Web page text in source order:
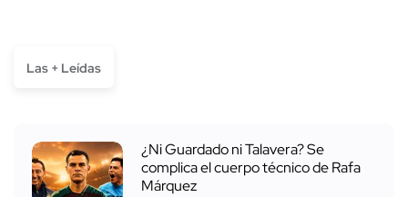
Las + Leídas
¿Ni Guardado ni Talavera? Se
complica el cuerpo técnico de Rafa
Márquez